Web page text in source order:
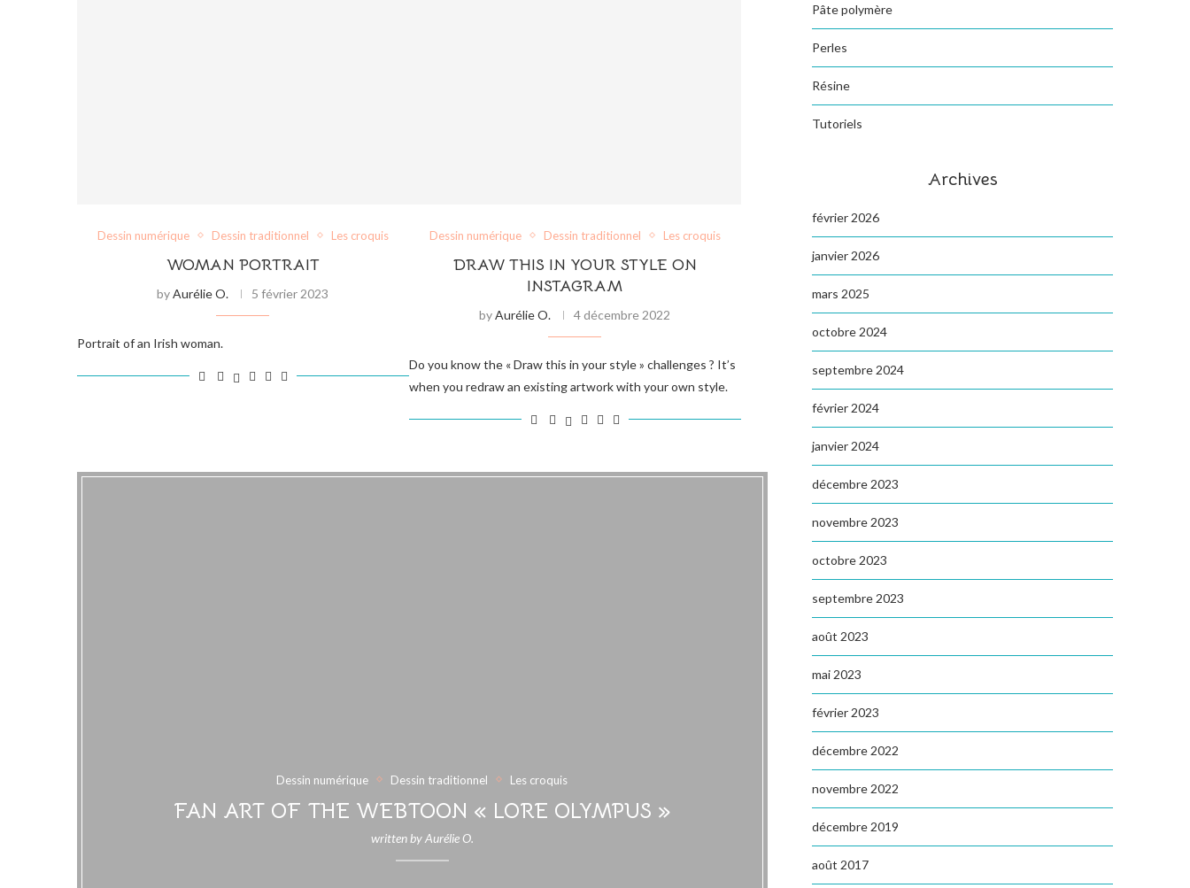
Dessin numérique Dessin traditionnel Les croquis
WOMAN PORTRAIT
byAurélie O. 5 février 2023
Portrait of an Irish woman.
Dessin numérique Dessin traditionnel Les croquis
DRAW THIS IN YOUR STYLE ON
INSTAGRAM
byAurélie O. 4 décembre 2022
Do you know the « Draw this in your style » challenges ? It’s
when you redraw an existing artwork with your own style.
Dessin numérique Dessin traditionnel Les croquis
FAN ART OF THE WEBTOON « LORE OLYMPUS »
written byAurélie O.
Pâte polymère
Perles
Résine
Tutoriels
Archives
février 2026
janvier 2026
mars 2025
octobre 2024
septembre 2024
février 2024
janvier 2024
décembre 2023
novembre 2023
octobre 2023
septembre 2023
août 2023
mai 2023
février 2023
décembre 2022
novembre 2022
décembre 2019
août 2017